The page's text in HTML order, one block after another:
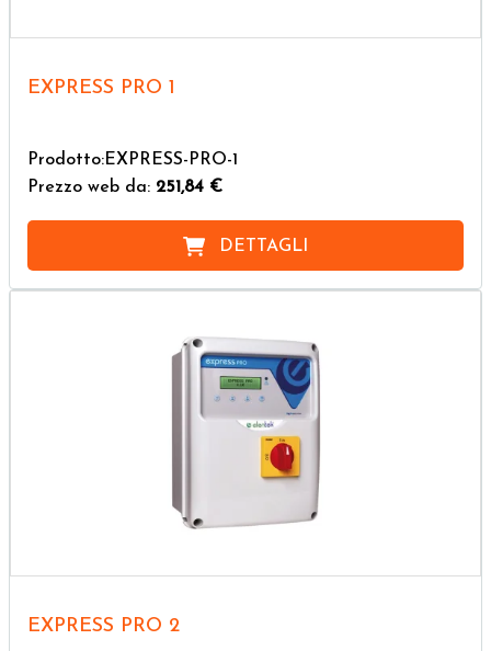
EXPRESS PRO 1
Prodotto:EXPRESS-PRO-1
Prezzo web da: 251,84 €
DETTAGLI
EXPRESS PRO 2